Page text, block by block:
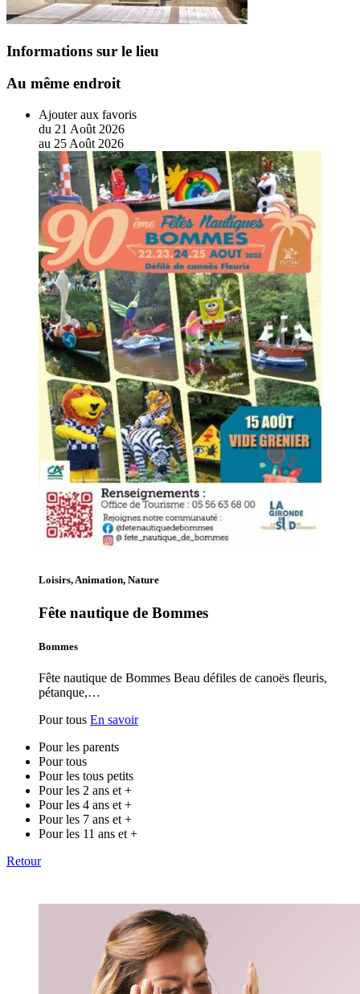
Informations sur le lieu
Au même endroit
Ajouter aux favoris
du 21 Août 2026
au 25 Août 2026
Loisirs, Animation, Nature
Fête nautique de Bommes
Bommes
Fête nautique de Bommes Beau défiles de canoës fleuris,
pétanque,…
Pour tous En savoir
Pour les parents
Pour tous
Pour les tous petits
Pour les 2 ans et +
Pour les 4 ans et +
Pour les 7 ans et +
Pour les 11 ans et +
Retour